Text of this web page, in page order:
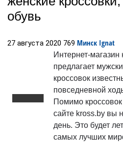
обувь
27 августа 2020 769 Минск Ignat
Интернет-магазин
предлагает
кроссовок
повседневной
Помимо
сайте kross.by вы
день. Это будет
самых лучших